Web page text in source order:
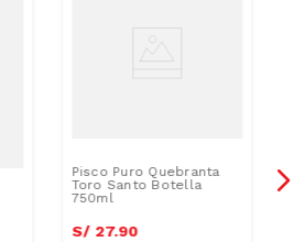
Pisco Puro Quebranta
Toro Santo Botella
750ml
S/ 27.90